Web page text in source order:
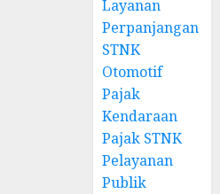
Layanan
Perpanjangan
STNK
Otomotif
Pajak
Kendaraan
Pajak STNK
Pelayanan
Publik